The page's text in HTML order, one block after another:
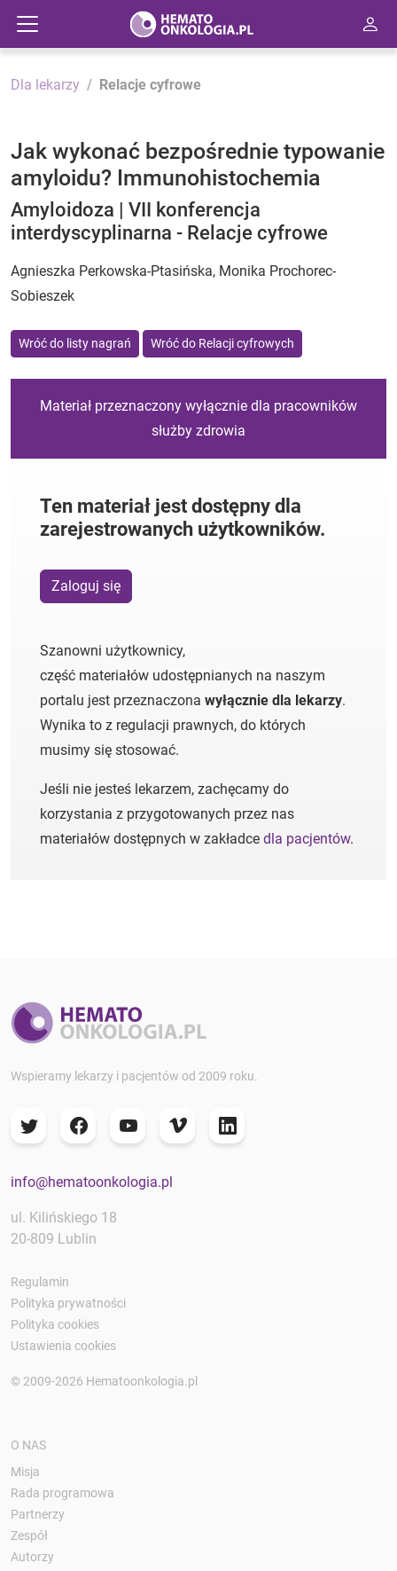
Dla lekarzy Relacje cyfrowe
Jak wykonać bezpośrednie typowanie
amyloidu? Immunohistochemia
Amyloidoza | VII konferencja
interdyscyplinarna - Relacje cyfrowe
Agnieszka Perkowska-Ptasińska, Monika Prochorec-
Sobieszek
Wróć do listy nagrań Wróć do Relacji cyfrowych
Materiał przeznaczony wyłącznie dla pracowników
służby zdrowia
Ten materiał jest dostępny dla
zarejestrowanych użytkowników.
Zaloguj się
Szanowni użytkownicy,
część materiałów udostępnianych na naszym
portalu jest przeznaczona wyłącznie dla lekarzy.
Wynika to z regulacji prawnych, do których
musimy się stosować.
Jeśli nie jesteś lekarzem, zachęcamy do
korzystania z przygotowanych przez nas
materiałów dostępnych w zakładce dla pacjentów.
Wspieramy lekarzy i pacjentów od 2009 roku.
info@hematoonkologia.pl
ul. Kilińskiego 18
20-809 Lublin
Regulamin
Polityka prywatności
Polityka cookies
Ustawienia cookies
© 2009-2026 Hematoonkologia.pl
O NAS
Misja
Rada programowa
Partnerzy
Zespół
Autorzy